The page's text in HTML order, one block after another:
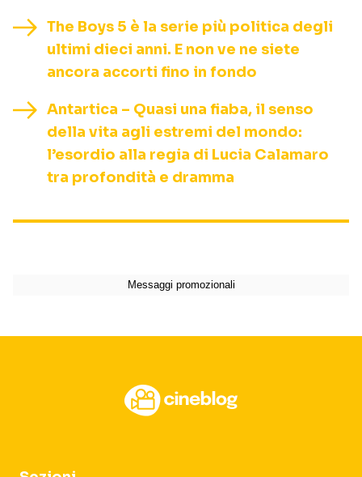
The Boys 5 è la serie più politica degli
ultimi dieci anni. E non ve ne siete
ancora accorti fino in fondo
Antartica – Quasi una fiaba, il senso
della vita agli estremi del mondo:
l’esordio alla regia di Lucia Calamaro
tra profondità e dramma